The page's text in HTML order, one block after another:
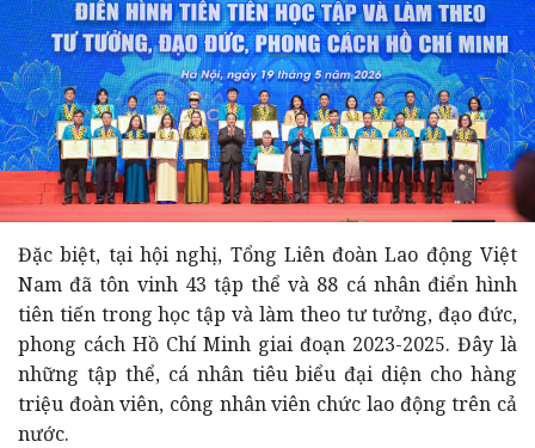
Đặc biệt, tại hội nghị, Tổng Liên đoàn Lao động Việt
Nam đã tôn vinh 43 tập thể và 88 cá nhân điển hình
tiên tiến trong học tập và làm theo tư tưởng, đạo đức,
phong cách Hồ Chí Minh giai đoạn 2023-2025. Đây là
những tập thể, cá nhân tiêu biểu đại diện cho hàng
triệu đoàn viên, công nhân viên chức lao động trên cả
nước.